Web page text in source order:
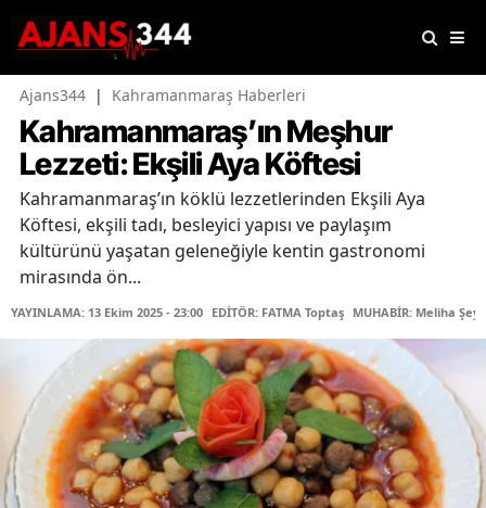
Ajans344 | Kahramanmaraş Haberleri
Kahramanmaraş’ın Meşhur
Lezzeti: Ekşili Aya Köftesi
Kahramanmaraş’ın köklü lezzetlerinden Ekşili Aya
Köftesi, ekşili tadı, besleyici yapısı ve paylaşım
kültürünü yaşatan geleneğiyle kentin gastronomi
mirasında ön...
YAYINLAMA: 13 Ekim 2025 - 23:00 EDİTÖR: FATMA Toptaş MUHABİR: Meliha